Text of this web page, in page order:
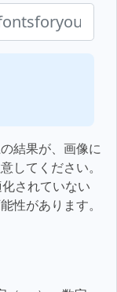
結果が、画像に
してください。
されていない
性があります。